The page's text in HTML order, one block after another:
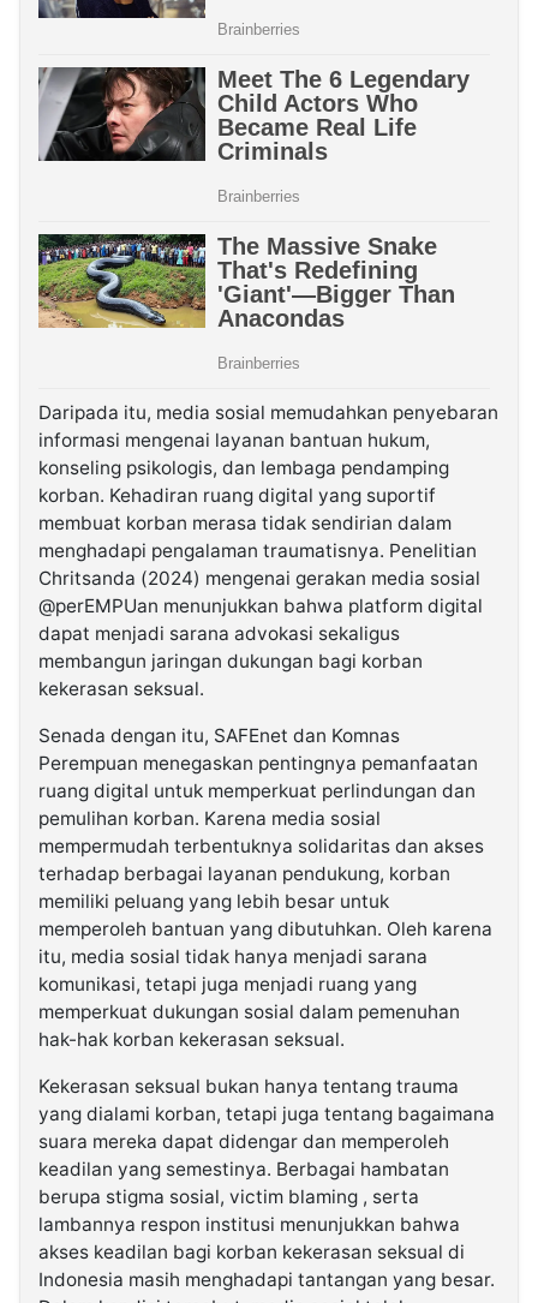
Daripada itu, media sosial memudahkan penyebaran
informasi mengenai layanan bantuan hukum,
konseling psikologis, dan lembaga pendamping
korban. Kehadiran ruang digital yang suportif
membuat korban merasa tidak sendirian dalam
menghadapi pengalaman traumatisnya. Penelitian
Chritsanda (2024) mengenai gerakan media sosial
@perEMPUan menunjukkan bahwa platform digital
dapat menjadi sarana advokasi sekaligus
membangun jaringan dukungan bagi korban
kekerasan seksual.
Senada dengan itu, SAFEnet dan Komnas
Perempuan menegaskan pentingnya pemanfaatan
ruang digital untuk memperkuat perlindungan dan
pemulihan korban. Karena media sosial
mempermudah terbentuknya solidaritas dan akses
terhadap berbagai layanan pendukung, korban
memiliki peluang yang lebih besar untuk
memperoleh bantuan yang dibutuhkan. Oleh karena
itu, media sosial tidak hanya menjadi sarana
komunikasi, tetapi juga menjadi ruang yang
memperkuat dukungan sosial dalam pemenuhan
hak-hak korban kekerasan seksual.
Kekerasan seksual bukan hanya tentang trauma
yang dialami korban, tetapi juga tentang bagaimana
suara mereka dapat didengar dan memperoleh
keadilan yang semestinya. Berbagai hambatan
berupa stigma sosial, victim blaming , serta
lambannya respon institusi menunjukkan bahwa
akses keadilan bagi korban kekerasan seksual di
Indonesia masih menghadapi tantangan yang besar.